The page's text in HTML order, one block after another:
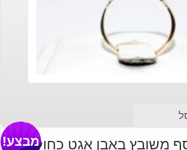
משובץ באבן אגט כחולמבצע!